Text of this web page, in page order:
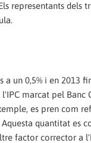
representants dels
un 0,5% i en 2013
marcat pel Banc
es pren com
quantitat es
factor corrector a